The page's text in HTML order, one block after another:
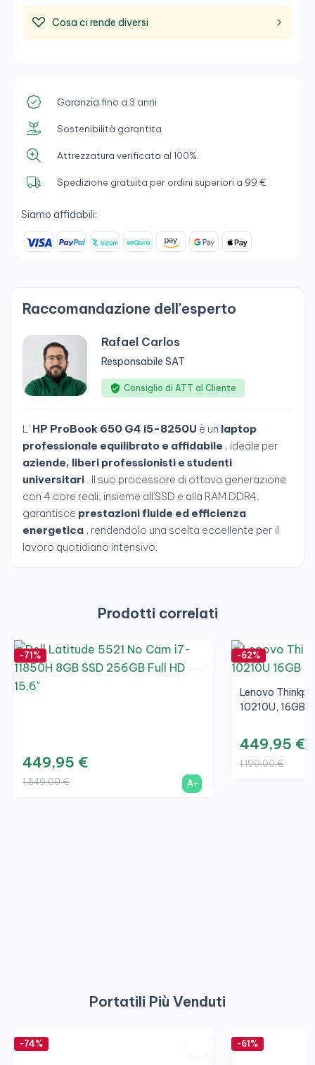
Cosa ci rende diversi
Garanzia fino a 3 anni
Sostenibilità garantita
Attrezzatura verificata al 100%.
Spedizione gratuita per ordini superiori a 99 €
Siamo affidabili:
Raccomandazione dell'esperto
Rafael Carlos
Responsabile SAT
Consiglio di ATT al Cliente
L' HP ProBook 650 G4 i5-8250U è un laptop
professionale equilibrato e affidabile , ideale per
aziende, liberi professionisti e studenti
universitari . Il suo processore di ottava generazione
con 4 core reali, insieme all'SSD e alla RAM DDR4,
garantisce prestazioni fluide ed efficienza
energetica , rendendolo una scelta eccellente per il
lavoro quotidiano intensivo.
Prodotti correlati
-71%
449,95 €
1.549,00 € A+
-62%
Lenovo
10210U, 16GB,
449,95 €
1.199,00 €
Portatili Più Venduti
-74% -61%